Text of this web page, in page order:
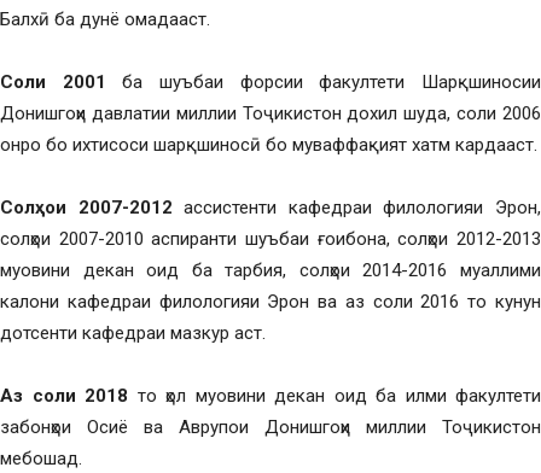
Балхӣ ба дунё омадааст.
Соли 2001 ба шуъбаи форсии факултети Шарқшиносии
Донишгоҳи давлатии миллии Тоҷикистон дохил шуда, соли 2006
онро бо ихтисоси шарқшиносӣ бо муваффақият хатм кардааст.
Солҳои 2007-2012 ассистенти кафедраи филологияи Эрон,
солҳои 2007-2010 аспиранти шуъбаи ғоибона, солҳои 2012-2013
муовини декан оид ба тарбия, солҳои 2014-2016 муаллими
калони кафедраи филологияи Эрон ва аз соли 2016 то кунун
дотсенти кафедраи мазкур аст.
Аз соли 2018 то ҳол муовини декан оид ба илми факултети
забонҳои Осиё ва Аврупои Донишгоҳи миллии Тоҷикистон
мебошад.